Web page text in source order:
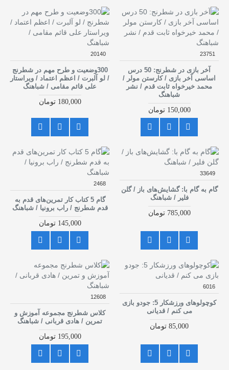
23751
آخر بازی در شطرنج: 50 درس
اساسی آخر بازی / کارستن مولر /
محمد خیرخواه ثابت قدم / نشر
شباهنگ
150,000 تومان
20140
300وضعیت و طرح مهم در شطرنج
/ لو آلبرت / اعظم اعتماد / ویراستار
علی قائم مقامی / شباهنگ
180,000 تومان
33649
گام به گام با: گشایش‌های باز / گلن
فلیر / شباهنگ
785,000 تومان
2468
گام 5 کتاب کار تمرین‌های قدم به
قدم شطرنج / راب برونیا / شباهنگ
145,000 تومان
6016
کوچولوهای ورزشکار 5: جودو بازی
می کنم / قدیانی
85,000 تومان
12608
کلاس شطرنج مجموعه آموزش و
تمرین / هادی قربانی / شباهنگ
195,000 تومان